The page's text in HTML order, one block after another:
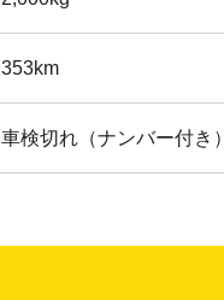
353km
車検切れ（ナンバー付き）